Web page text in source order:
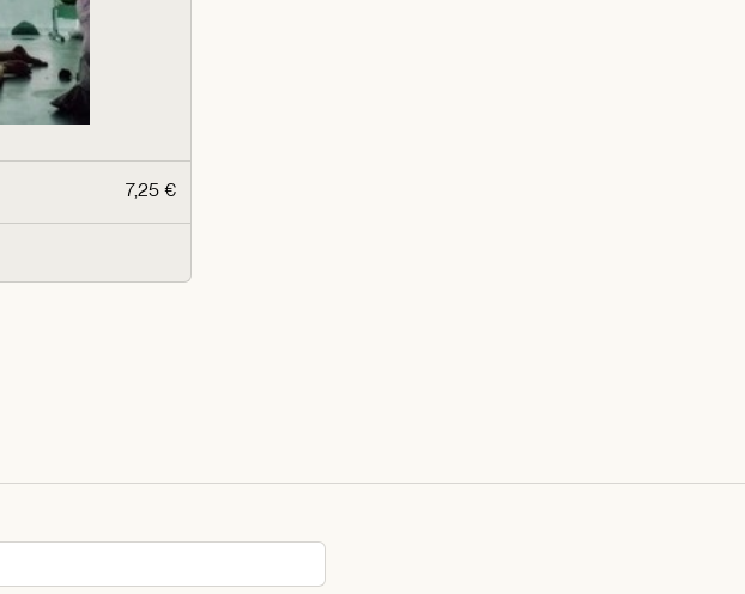
7,25 €